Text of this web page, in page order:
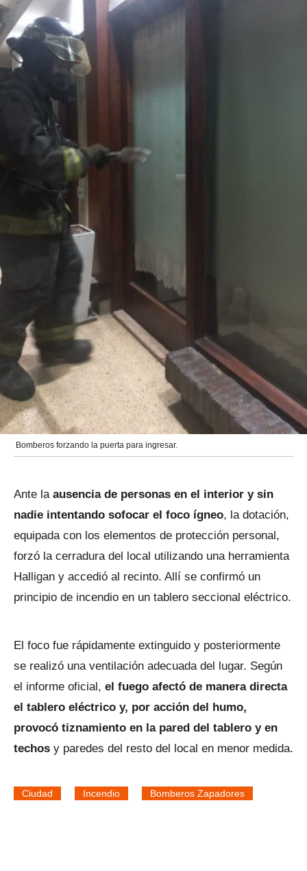
Bomberos forzando la puerta para ingresar.
Ante la ausencia de personas en el interior y sin
nadie intentando sofocar el foco ígneo, la dotación,
equipada con los elementos de protección personal,
forzó la cerradura del local utilizando una herramienta
Halligan y accedió al recinto. Allí se confirmó un
principio de incendio en un tablero seccional eléctrico.
El foco fue rápidamente extinguido y posteriormente
se realizó una ventilación adecuada del lugar. Según
el informe oficial, el fuego afectó de manera directa
el tablero eléctrico y, por acción del humo,
provocó tiznamiento en la pared del tablero y en
techos y paredes del resto del local en menor medida.
Ciudad Incendio Bomberos Zapadores